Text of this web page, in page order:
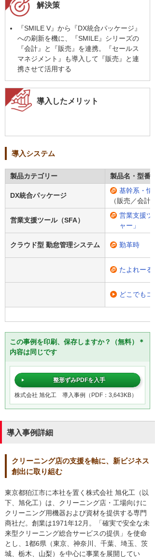
解決策
『SMILE V』から『DX統合パッケージ』
への刷新を機に、『SMILE』シリーズの
『会計』と『販売』を連携。『セールス
マネジメント』も導入して『販売』と連
携させて活用する
導入したメリット
導入システム
製品カテゴリー 製品名・型番
DX統合パッケージ
基幹系・情
（販売／会
営業支援ツール（SFA）
営業支援ツ
ャー」
クラウド型 勤怠管理システム 勤革時
たよれーる
どこでもコ
この事例を印刷、保存しますか？（無料）＊
内容は同じです
整形ずみPDFを入手
株式会社 旭化工 導入事例（PDF：3,643KB）
導入事例詳細
クリーニング店の支援を軸に、新ビジネス
創出に取り組む
東京都狛江市に本社を置く株式会社 旭化工（以
下、旭化工）は、クリーニング店・工場向けに
クリーニング用機器および資材を提供する専門
商社だ。創業は1971年12月。「確実で安全な未
来型クリーニング総合サービスの提供」を使命
とし、1都6県（東京、神奈川、千葉、埼玉、茨
城、栃木、山梨）を中心に事業を展開してい